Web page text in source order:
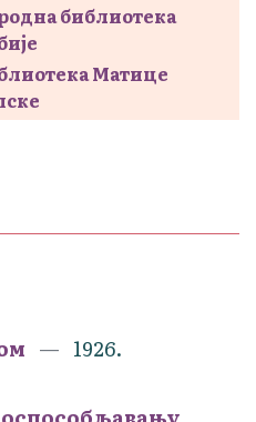
библиотека
Матице
1926.